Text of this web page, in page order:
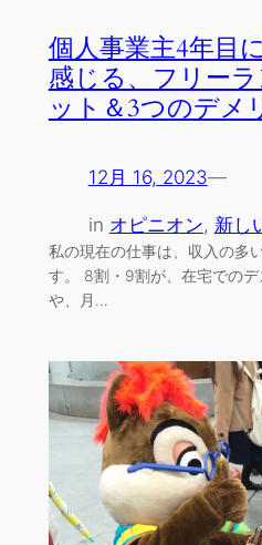
個人事業主4年目
感じる、フリー
ット＆3つのデメ
12月 16, 2023—
in オピニオン, 新し
私の現在の仕事は、収入の多
す。 8割・9割が、在宅での
や、月…